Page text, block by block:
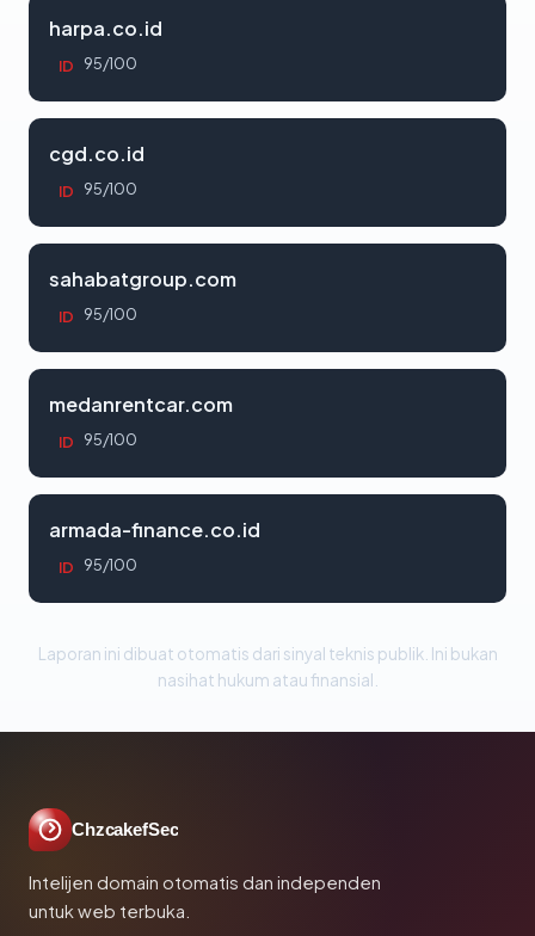
harpa.co.id
ID 95/100
cgd.co.id
ID 95/100
sahabatgroup.com
ID 95/100
medanrentcar.com
ID 95/100
armada-finance.co.id
ID 95/100
Laporan ini dibuat otomatis dari sinyal teknis publik. Ini bukan
nasihat hukum atau finansial.
ChzcakefSec
Intelijen domain otomatis dan independen
untuk web terbuka.